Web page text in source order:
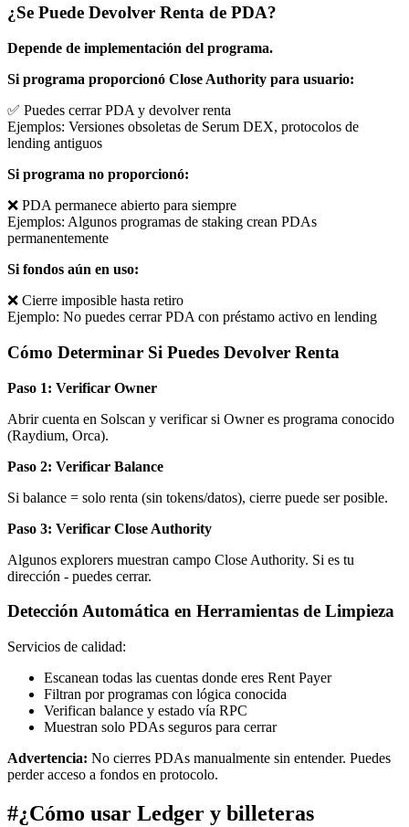
¿Se Puede Devolver Renta de PDA?
Depende de implementación del programa.
Si programa proporcionó Close Authority para usuario:
✅ Puedes cerrar PDA y devolver renta
Ejemplos: Versiones obsoletas de Serum DEX, protocolos de
lending antiguos
Si programa no proporcionó:
❌ PDA permanece abierto para siempre
Ejemplos: Algunos programas de staking crean PDAs
permanentemente
Si fondos aún en uso:
❌ Cierre imposible hasta retiro
Ejemplo: No puedes cerrar PDA con préstamo activo en lending
Cómo Determinar Si Puedes Devolver Renta
Paso 1: Verificar Owner
Abrir cuenta en Solscan y verificar si Owner es programa conocido
(Raydium, Orca).
Paso 2: Verificar Balance
Si balance = solo renta (sin tokens/datos), cierre puede ser posible.
Paso 3: Verificar Close Authority
Algunos explorers muestran campo Close Authority. Si es tu
dirección - puedes cerrar.
Detección Automática en Herramientas de Limpieza
Servicios de calidad:
Escanean todas las cuentas donde eres Rent Payer
Filtran por programas con lógica conocida
Verifican balance y estado vía RPC
Muestran solo PDAs seguros para cerrar
Advertencia: No cierres PDAs manualmente sin entender. Puedes
perder acceso a fondos en protocolo.
#¿Cómo usar Ledger y billeteras